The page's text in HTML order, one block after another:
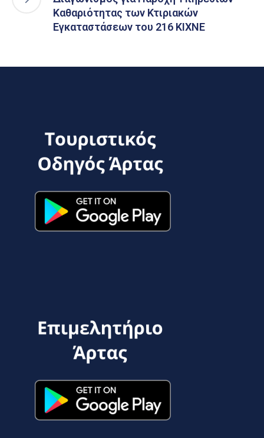
Καθαριότητας των Κτιριακών
Εγκαταστάσεων του 216 ΚΙΧΝΕ